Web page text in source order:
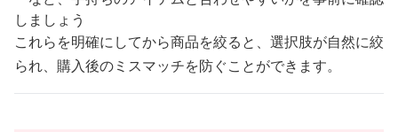
しましょう
これらを明確にしてから商品を絞ると、選択肢が自然に絞
られ、購入後のミスマッチを防ぐことができます。